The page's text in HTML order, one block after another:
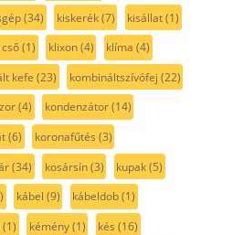
(34) kiskerék(7) kisállat(1)
(1) klixon(4) klíma (4)
kefe (23) kombináltszívófej (22)
(4) kondenzátor(14)
(6) koronafűtés (3)
(34) kosársín(3) kupak(5)
kábel (9) kábeldob(1)
(1) kémény(1) kés (16)